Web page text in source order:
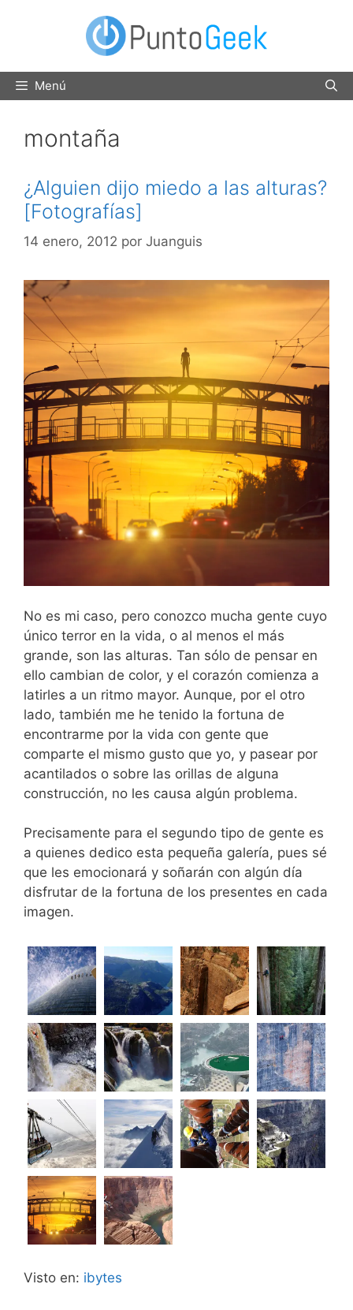
Menú
montaña
¿Alguien dijo miedo a las alturas?
[Fotografías]
14 enero, 2012 por Juanguis
No es mi caso, pero conozco mucha gente cuyo
único terror en la vida, o al menos el más
grande, son las alturas. Tan sólo de pensar en
ello cambian de color, y el corazón comienza a
latirles a un ritmo mayor. Aunque, por el otro
lado, también me he tenido la fortuna de
encontrarme por la vida con gente que
comparte el mismo gusto que yo, y pasear por
acantilados o sobre las orillas de alguna
construcción, no les causa algún problema.
Precisamente para el segundo tipo de gente es
a quienes dedico esta pequeña galería, pues sé
que les emocionará y soñarán con algún día
disfrutar de la fortuna de los presentes en cada
imagen.
Visto en: ibytes